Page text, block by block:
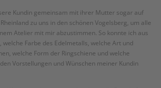
Kundin gemeinsam mit ihrer Mutter sogar auf
zu uns in den schönen Vogelsberg, um alle
Atelier mit mir abzustimmen. So konnte ich aus
Farbe des Edelmetalls, welche Art und
welche Form der Ringschiene und welche
Vorstellungen und Wünschen meiner Kundin